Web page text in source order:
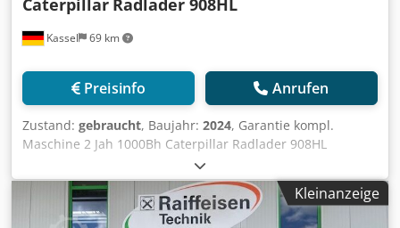
Kassel 69 km
Preisinfo Anrufen
Zustand: gebraucht, Baujahr: 2024, Garantie kompl.
Maschine 2 Jah 1000Bh Caterpillar Radlader 908HL
Grundgerät / 908HL-14A Deluxe-Sitz (luftgefedert, Len
stütze und Sitzheizung) DAB+ Radio / inkl. Bluetooth + M
Umkehrlüfter und Vorabscheider Hydraulische /
Schwingungsdämpfu Gabelt Cedsrxtbfspfx Abierf
Kleinanzeige